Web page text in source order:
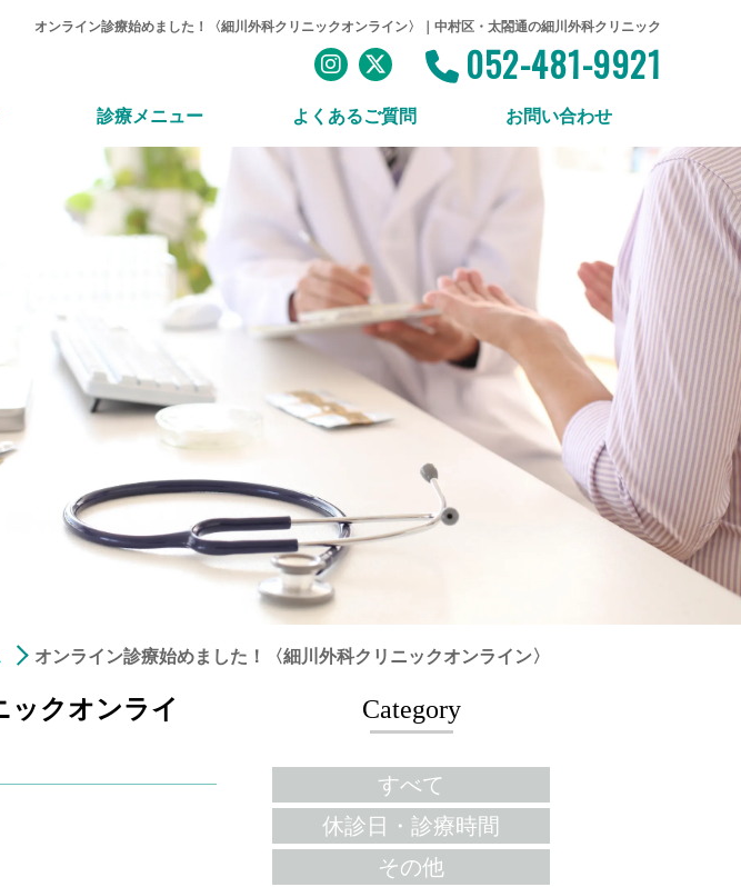
オンライン診療始めました！〈細川外科クリニックオンライン〉｜中村区・太閤通の細川外科クリニック
052-481-9921
診療メニュー よくあるご質問 お問い合わせ
オンライン診療始めました！〈細川外科クリニックオンライン〉
ックオンライ
Category
すべて
休診日・診療時間
その他